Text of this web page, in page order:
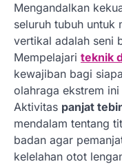
Mengandalkan
seluruh tubuh untuk
vertikal adalah seni
Mempelajari teknik
kewajiban bagi
olahraga ekstrem
Aktivitas panjat
mendalam tentang
badan agar
kelelahan otot